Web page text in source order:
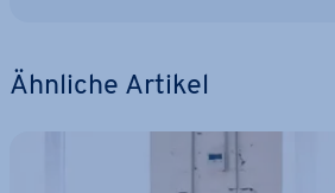
Ähnliche Artikel